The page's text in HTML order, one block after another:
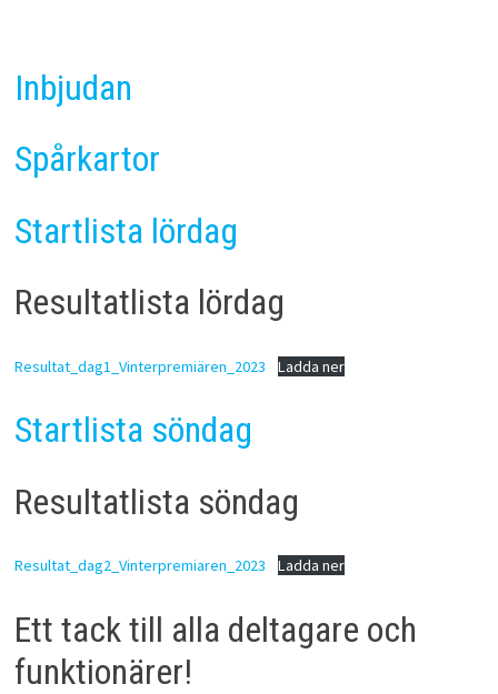
Inbjudan
Spårkartor
Startlista lördag
Resultatlista lördag
Resultat_dag1_Vinterpremiären_2023 Ladda ner
Startlista söndag
Resultatlista söndag
Resultat_dag2_Vinterpremiaren_2023 Ladda ner
Ett tack till alla deltagare och
funktionärer!